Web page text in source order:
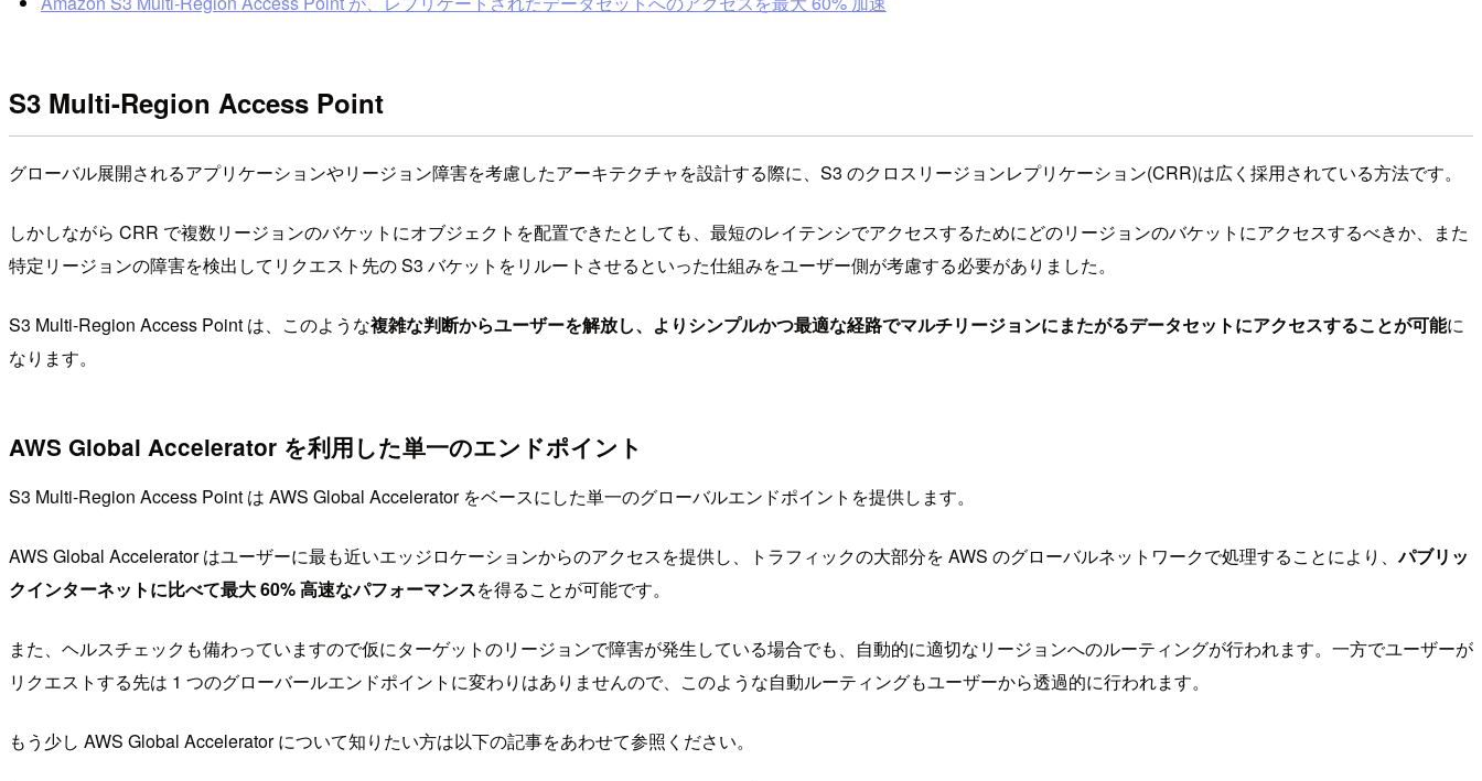
S3 Multi-Region Access Point
グローバル展開されるアプリケーションやリージョン障害を考慮したアーキテクチャを設計する際に、S3 のクロスリージョンレプリケーション(CRR)は広く採用されている方法です。
しかしながら CRR で複数リージョンのバケットにオブジェクトを配置できたとしても、最短のレイテンシでアクセスするためにどのリージョンのバケットにアクセスするべきか、また
特定リージョンの障害を検出してリクエスト先の S3 バケットをリルートさせるといった仕組みをユーザー側が考慮する必要がありました。
S3 Multi-Region Access Point は、このような複雑な判断からユーザーを解放し、よりシンプルかつ最適な経路でマルチリージョンにまたがるデータセットにアクセスすることが可能に
なります。
AWS Global Accelerator を利用した単一のエンドポイント
S3 Multi-Region Access Point は AWS Global Accelerator をベースにした単一のグローバルエンドポイントを提供します。
AWS Global Accelerator はユーザーに最も近いエッジロケーションからのアクセスを提供し、トラフィックの大部分を AWS のグローバルネットワークで処理することにより、パブリッ
クインターネットに比べて最大 60% 高速なパフォーマンスを得ることが可能です。
また、ヘルスチェックも備わっていますので仮にターゲットのリージョンで障害が発生している場合でも、自動的に適切なリージョンへのルーティングが行われます。一方でユーザーが
リクエストする先は 1 つのグローバールエンドポイントに変わりはありませんので、このような自動ルーティングもユーザーから透過的に行われます。
もう少し AWS Global Accelerator について知りたい方は以下の記事をあわせて参照ください。